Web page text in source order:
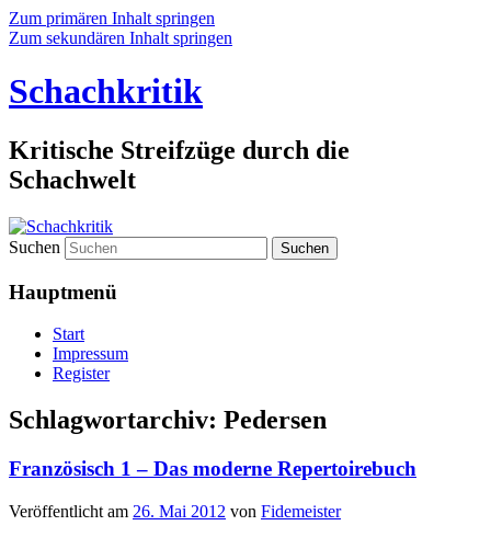
Zum primären Inhalt springen
Zum sekundären Inhalt springen
Schachkritik
Kritische Streifzüge durch die
Schachwelt
Suchen
Hauptmenü
Start
Impressum
Register
Schlagwortarchiv: Pedersen
Französisch 1 – Das moderne Repertoirebuch
Veröffentlicht am 26. Mai 2012 von Fidemeister